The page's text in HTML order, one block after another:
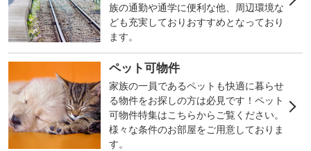
族の通勤や通学に便利な他、周辺環境な
ども充実しておりおすすめとなっており
ます。
ペット可物件
家族の一員であるペットも快適に暮らせ
る物件をお探しの方は必見です！ペット
可物件特集はこちらからご覧ください。
様々な条件のお部屋をご用意しておりま
す。